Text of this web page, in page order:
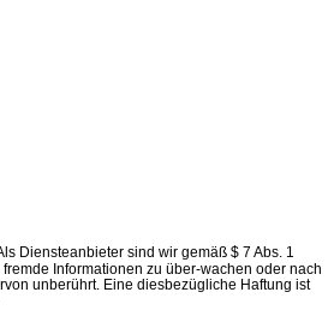
Diensteanbieter sind wir gemäß $ 7 Abs. 1
Informationen zu über-wachen oder nach
unberührt. Eine diesbezügliche Haftung ist